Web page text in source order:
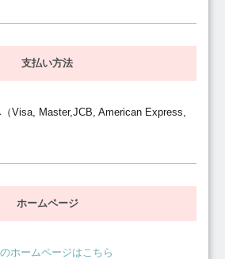
支払い方法
Visa, Master,JCB, American Express,
ホームページ
ホームページはこちら